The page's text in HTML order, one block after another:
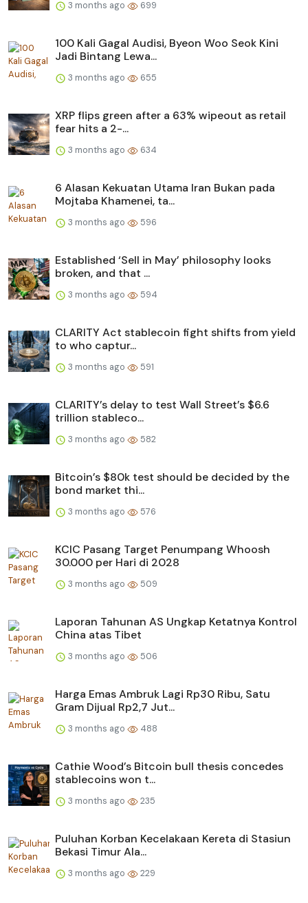
3 months ago 699
100 Kali Gagal Audisi, Byeon Woo Seok Kini
Jadi Bintang Lewa...
3 months ago 655
XRP flips green after a 63% wipeout as retail
fear hits a 2-...
3 months ago 634
6 Alasan Kekuatan Utama Iran Bukan pada
Mojtaba Khamenei, ta...
3 months ago 596
Established ‘Sell in May’ philosophy looks
broken, and that ...
3 months ago 594
CLARITY Act stablecoin fight shifts from yield
to who captur...
3 months ago 591
CLARITY’s delay to test Wall Street’s $6.6
trillion stableco...
3 months ago 582
Bitcoin’s $80k test should be decided by the
bond market thi...
3 months ago 576
KCIC Pasang Target Penumpang Whoosh
30.000 per Hari di 2028
3 months ago 509
Laporan Tahunan AS Ungkap Ketatnya Kontrol
China atas Tibet
3 months ago 506
Harga Emas Ambruk Lagi Rp30 Ribu, Satu
Gram Dijual Rp2,7 Jut...
3 months ago 488
Cathie Wood’s Bitcoin bull thesis concedes
stablecoins won t...
3 months ago 235
Puluhan Korban Kecelakaan Kereta di Stasiun
Bekasi Timur Ala...
3 months ago 229